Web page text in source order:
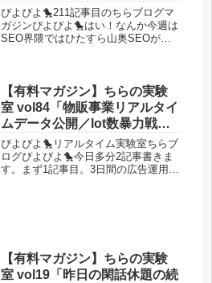
お前にはお前の山奥SEO／表
では語りづらい山奥SEOの真
髄／物販収支報告」
ぴよぴよ🐤211記事目のちらブログマ
ガジンぴよぴよ🐤はい！なんか今週は
SEO界隈ではひたすら山奥SEOがブ
る始末ｗ逆にSEO界隈が心配にす...
【有料マガジン】ちらの実験
室 vol84「物販事業リアルタイ
ムデータ公開／lot数暴力戦
線」
ぴよぴよ🐤リアルタイム実験室ちらブ
ログぴよぴよ🐤今日多分2記事書きま
す。まず1記事目。3日間の広告運用の
【有料マガジン】ちらの実験
室 vol19「昨日の閑話休題の続